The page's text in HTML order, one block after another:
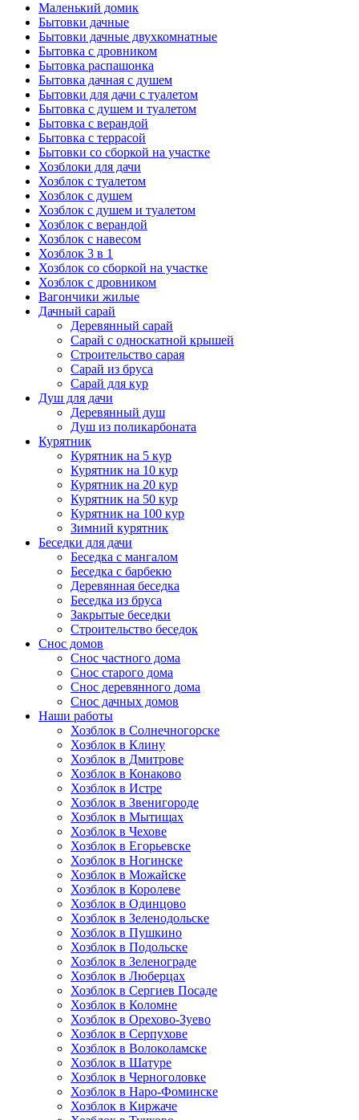
Маленький домик
Бытовки дачные
Бытовки дачные двухкомнатные
Бытовка с дровником
Бытовка распашонка
Бытовка дачная с душем
Бытовки для дачи с туалетом
Бытовка с душем и туалетом
Бытовка с верандой
Бытовка с террасой
Бытовки со сборкой на участке
Хозблоки для дачи
Хозблок с туалетом
Хозблок с душем
Хозблок с душем и туалетом
Хозблок с верандой
Хозблок с навесом
Хозблок 3 в 1
Хозблок со сборкой на участке
Хозблок с дровником
Вагончики жилые
Дачный сарай
Деревянный сарай
Cарай с односкатной крышей
Строительство сарая
Сарай из бруса
Сарай для кур
Душ для дачи
Деревянный душ
Душ из поликарбоната
Курятник
Курятник на 5 кур
Курятник на 10 кур
Курятник на 20 кур
Курятник на 50 кур
Курятник на 100 кур
Зимний курятник
Беседки для дачи
Беседка с мангалом
Беседка с барбекю
Деревянная беседка
Беседка из бруса
Закрытые беседки
Строительство беседок
Снос домов
Снос частного дома
Снос старого дома
Снос деревянного дома
Снос дачных домов
Наши работы
Хозблок в Солнечногорске
Хозблок в Клину
Хозблок в Дмитрове
Хозблок в Конаково
Хозблок в Истре
Хозблок в Звенигороде
Хозблок в Мытищах
Хозблок в Чехове
Хозблок в Егорьевске
Хозблок в Ногинске
Хозблок в Можайске
Хозблок в Королеве
Хозблок в Одинцово
Хозблок в Зеленодольске
Хозблок в Пушкино
Хозблок в Подольске
Хозблок в Зеленограде
Хозблок в Люберцах
Хозблок в Сергиев Посаде
Хозблок в Коломне
Хозблок в Орехово-Зуево
Хозблок в Серпухове
Хозблок в Волоколамске
Хозблок в Шатуре
Хозблок в Черноголовке
Хозблок в Наро-Фоминске
Хозблок в Киржаче